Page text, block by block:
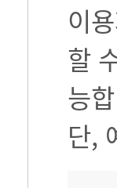
이
할
능
단,